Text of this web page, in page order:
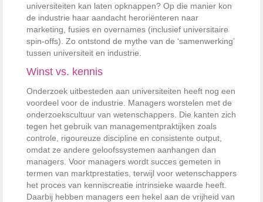
universiteiten kan laten opknappen? Op die manier kon
de ­industrie haar aandacht heroriënteren naar
marketing, fusies en over­names (inclusief universitaire
spin-offs). Zo ontstond de mythe van de ­‘samenwerking’
tussen universiteit en industrie.
Winst vs. kennis
Onderzoek uitbesteden aan universiteiten heeft nog een
voordeel voor de industrie. Managers worstelen met de
onderzoekscultuur van wetenschappers. Die kanten zich
tegen het ­gebruik van managementpraktijken zoals
controle, rigoureuze discipline en consistente output,
omdat ze ­andere geloofssystemen aanhangen dan
managers. Voor managers wordt succes gemeten in
termen van marktprestaties, terwijl voor wetenschappers
het proces van kenniscreatie ­intrinsieke waarde heeft.
Daarbij hebben managers een hekel aan de vrijheid van